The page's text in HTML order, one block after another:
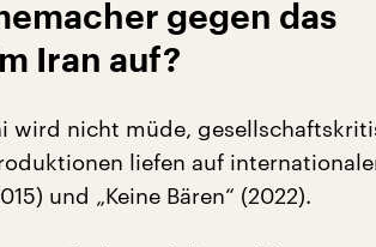
gegen das
Iran auf?
wird nicht müde,
liefen auf
und „Keine Bären“ (2022).